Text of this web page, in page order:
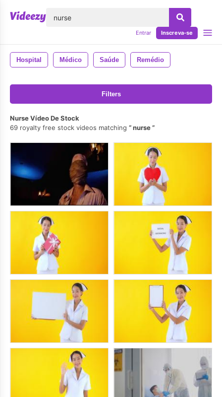
Entrar Inscreva-se
Hospital Médico Saúde Remédio
Filters
Nurse Vídeo De Stock
69 royalty free stock videos matching
nurse